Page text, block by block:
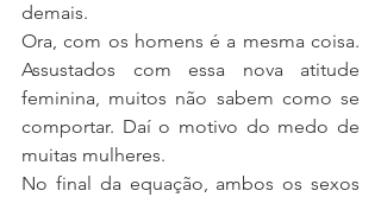
demais.
Ora, com os homens é a mesma coisa.
Assustados com essa nova atitude
feminina, muitos não sabem como se
comportar. Daí o motivo do medo de
muitas mulheres.
No final da equação, ambos os sexos